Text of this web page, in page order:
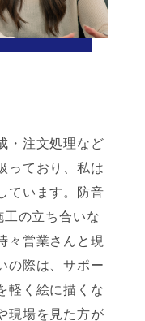
・注文処理など
っており、私は
ています。防音
の立ち合いな
々営業さんと現
の際は、サポー
軽く絵に描くな
現場を見た方が